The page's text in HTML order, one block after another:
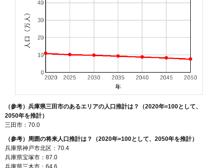
（参考）兵庫県三田市のあるエリアの人口推計は？（2020年=100として、
2050年を推計）
三田市：70.0
（参考）周囲の将来人口推計は？（2020年=100として、2050年を推計）
兵庫県神戸市北区：70.4
兵庫県宝塚市：87.0
兵庫県三木市：64.6